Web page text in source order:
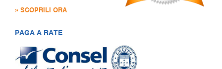
» SCOPRILI ORA
PAGA A RATE